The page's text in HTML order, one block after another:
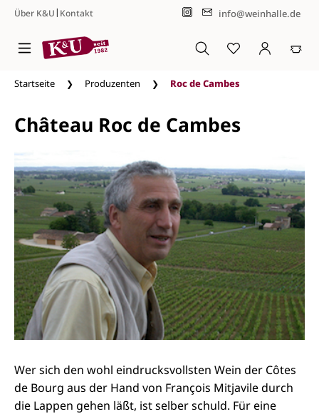
Zum Hauptinhalt springen
Über K&U| Kontakt info@weinhalle.de
Startseite Produzenten Roc de Cambes
Château Roc de Cambes
Wer sich den wohl eindrucksvollsten Wein der Côtes
de Bourg aus der Hand von François Mitjavile durch
die Lappen gehen läßt, ist selber schuld. Für eine